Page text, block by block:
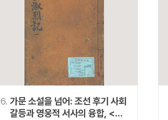
6. 가문 소설을 넘어: 조선 후기 사회
갈등과 영웅적 서사의 융합, <